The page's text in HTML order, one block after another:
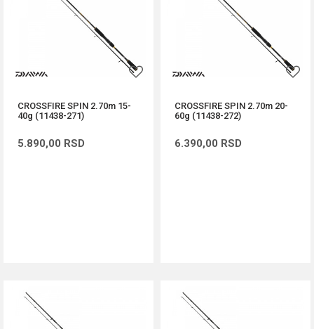
CROSSFIRE SPIN 2.70m 15-
40g (11438-271)
5.890,00 RSD
CROSSFIRE SPIN 2.70m 20-
60g (11438-272)
6.390,00 RSD